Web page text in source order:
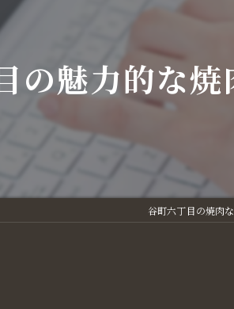
の魅力的な焼
谷町六丁目の焼肉